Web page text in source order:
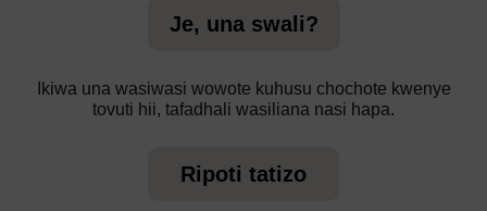
Je, una swali?
Ikiwa una wasiwasi wowote kuhusu chochote kwenye
tovuti hii, tafadhali wasiliana nasi hapa.
Ripoti tatizo